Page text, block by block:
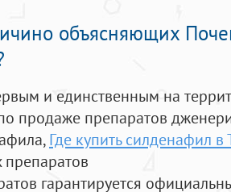
объясняющих
и единственным на
продаже препаратов
, Где купить силденафил в
препаратов
гарантируется